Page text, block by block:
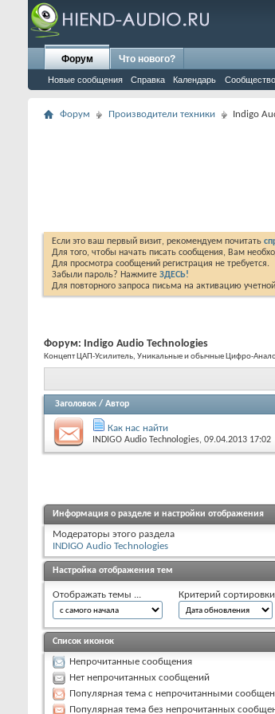
Форум
Новые сообщения Справка Календарь Сообщество
Что нового?
Форум Производители техники Indigo
Если это ваш первый визит, рекомендуем почитать
Для того, чтобы начать писать сообщения, Вам
Для просмотра сообщений регистрация не требуется.
Забыли пароль? Нажмите ЗДЕСЬ!
Для повторного запроса письма на активацию
Форум: Indigo Audio Technologies
Концепт ЦАП-Усилитель, Уникальные и обычные Цифро-
Заголовок / Автор
Как нас найти
INDIGO Audio Technologies, 09.04.2013 17:02
Информация о разделе и настройки отображения
Модераторы этого раздела
INDIGO Audio Technologies
Настройка отображения тем
Отображать темы ... Критерий
Список иконок
Непрочитанные сообщения
Нет непрочитанных сообщений
Популярная тема с непрочитанными
Популярная тема без непрочитанных